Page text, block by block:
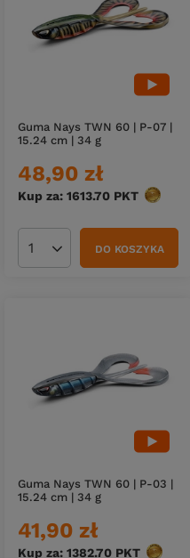
Guma Nays TWN 60 | P-07 |
15.24 cm | 34 g
48,90 zł
Kup za: 1613.70 PKT punktów
Ilość produktówDO KOSZYKA
Guma Nays TWN 60 | P-03 |
15.24 cm | 34 g
41,90 zł
Kup za: 1382.70 PKT punktów